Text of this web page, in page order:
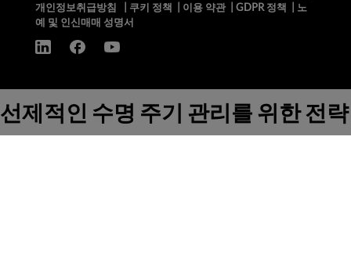
개인정보취급방침
쿠키 정책 이용 약관| GDPR 정책
노
예 및 인신매매 성명서
선제적인 수명 주기 관리를 위한 전략